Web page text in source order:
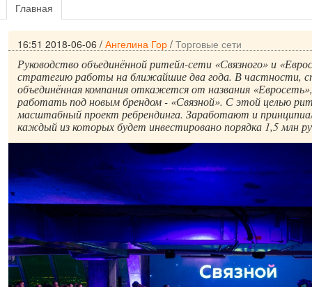
Главная
16:51 2018-06-06 / Ангелина Гор / Торговые сети
Руководство объединённой ритейл-сети «Связного» и
стратегию работы на ближайшие два года. В частности,
объединённая компания откажется от названия
работать под новым брендом - «Связной». С этой целью
масштабный проект ребрендинга. Заработают и
каждый из которых будет инвестировано порядка 1,5 млн